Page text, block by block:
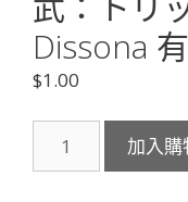
Dissona 有
$1.00
P12-
加入購